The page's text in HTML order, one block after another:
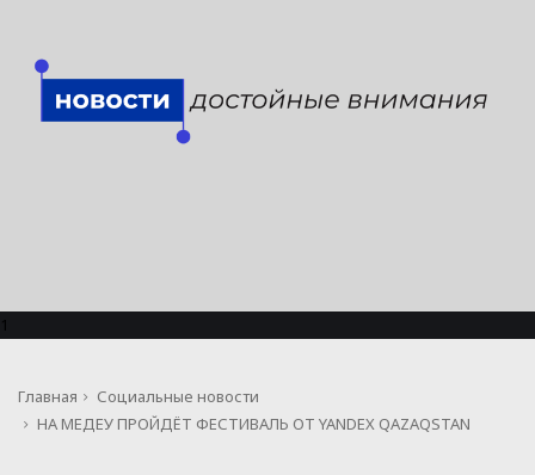
1
Главная
Социальные новости
НА МЕДЕУ ПРОЙДЁТ ФЕСТИВАЛЬ ОТ YANDEX QAZAQSTAN